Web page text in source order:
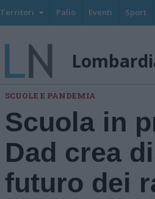
Territori Palio Eventi Sport
SCUOLE E PANDEMIA
Scuola in
Dad crea
futuro dei